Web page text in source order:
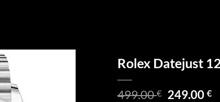
Rolex Datejust
499.00€ 249.00€